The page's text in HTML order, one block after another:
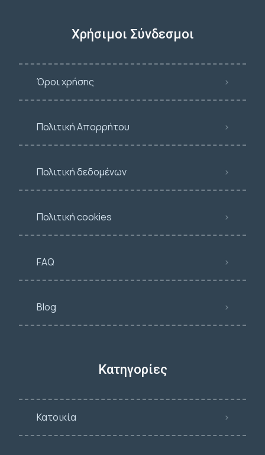
Χρήσιμοι Σύνδεσμοι
Όροι χρήσης
Πολιτική Απορρήτου
Πολιτική δεδομένων
Πολιτική cookies
FAQ
Blog
Κατηγορίες
Κατοικία